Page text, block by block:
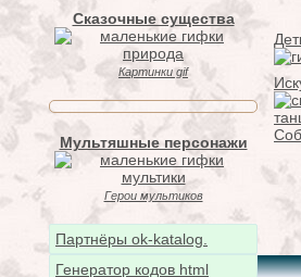
Сказочные существа
Картинки gif
Мультяшные персонажи
Герои мультиков
Партнёры ok-katalog.
Генератор кодов html